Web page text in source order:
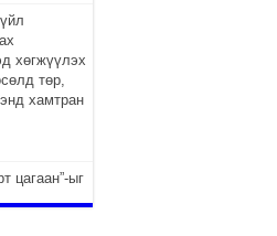
хөгжүүлэх
төр,
хамтран
цагаан”-ыг